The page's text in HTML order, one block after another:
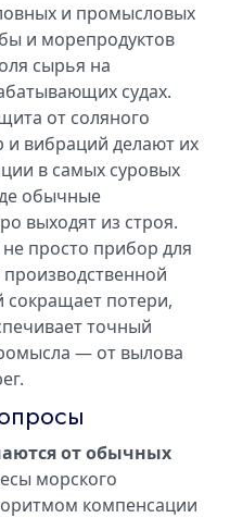
и промысловых
и морепродуктов
сырья на
судах.
от соляного
и вибраций делают их
в самых суровых
обычные
выходят из строя.
просто прибор для
сокращает потери,
точный
— от вылова
от обычных
морского
компенсации